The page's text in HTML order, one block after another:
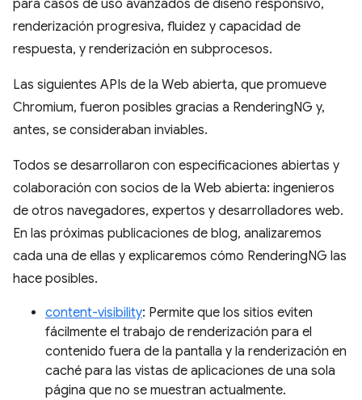
para casos de uso avanzados de diseño responsivo,
renderización progresiva, fluidez y capacidad de
respuesta, y renderización en subprocesos.
Las siguientes APIs de la Web abierta, que promueve
Chromium, fueron posibles gracias a RenderingNG y,
antes, se consideraban inviables.
Todos se desarrollaron con especificaciones abiertas y
colaboración con socios de la Web abierta: ingenieros
de otros navegadores, expertos y desarrolladores web.
En las próximas publicaciones de blog, analizaremos
cada una de ellas y explicaremos cómo RenderingNG las
hace posibles.
content-visibility: Permite que los sitios eviten
fácilmente el trabajo de renderización para el
contenido fuera de la pantalla y la renderización en
caché para las vistas de aplicaciones de una sola
página que no se muestran actualmente.